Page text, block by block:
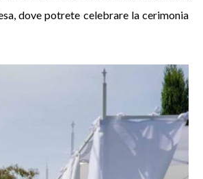
dove potrete celebrare la cerimonia